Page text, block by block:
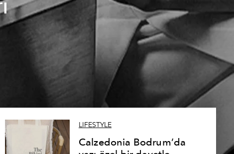
LIFESTYLE
Calzedonia Bodrum’da